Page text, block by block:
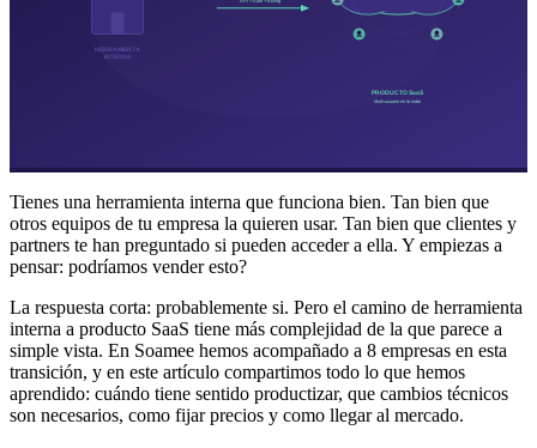
Tienes una herramienta interna que funciona bien. Tan bien que
otros equipos de tu empresa la quieren usar. Tan bien que clientes y
partners te han preguntado si pueden acceder a ella. Y empiezas a
pensar: podríamos vender esto?
La respuesta corta: probablemente si. Pero el camino de herramienta
interna a producto SaaS tiene más complejidad de la que parece a
simple vista. En Soamee hemos acompañado a 8 empresas en esta
transición, y en este artículo compartimos todo lo que hemos
aprendido: cuándo tiene sentido productizar, que cambios técnicos
son necesarios, como fijar precios y como llegar al mercado.